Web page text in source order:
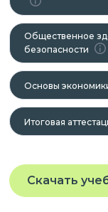
Общественное
безопасности
Основы
Итоговая
Скачать